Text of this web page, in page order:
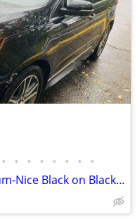
• • • • • • • •
2019 Ford Edge Titanium-Nice Black on Black,ALL options,like new,53k